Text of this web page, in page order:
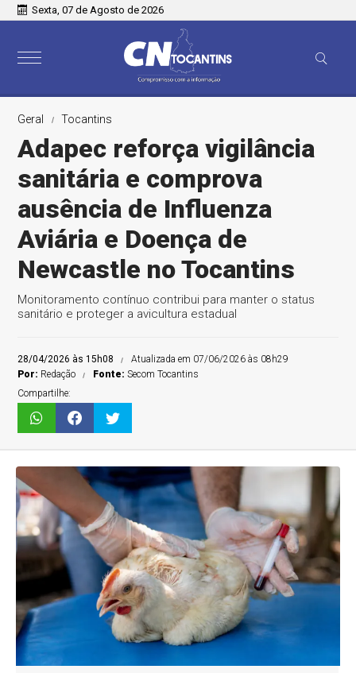
Sexta, 07 de Agosto de 2026
Geral Tocantins
Adapec reforça vigilância
sanitária e comprova
ausência de Influenza
Aviária e Doença de
Newcastle no Tocantins
Monitoramento contínuo contribui para manter o status
sanitário e proteger a avicultura estadual
28/04/2026 às 15h08
Atualizada em 07/06/2026 às 08h29
Por: Redação Fonte:Secom Tocantins
Compartilhe: